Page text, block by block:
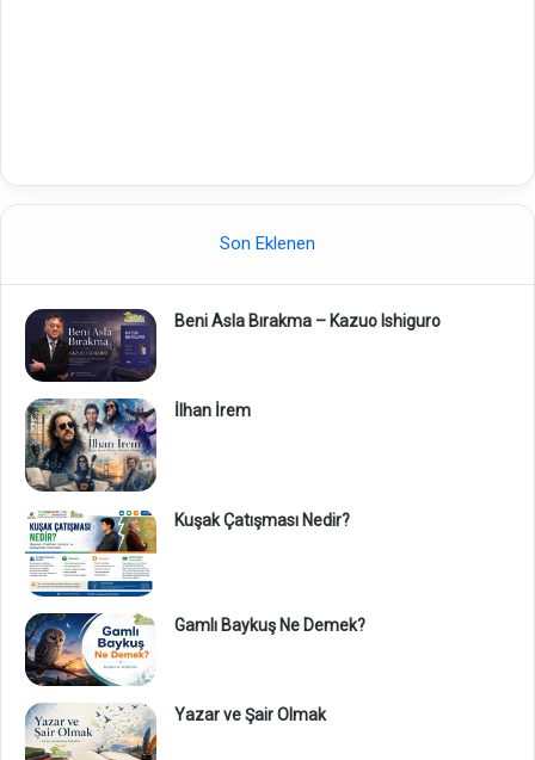
Son Eklenen
Beni Asla Bırakma – Kazuo Ishiguro
İlhan İrem
Kuşak Çatışması Nedir?
Gamlı Baykuş Ne Demek?
Yazar ve Şair Olmak